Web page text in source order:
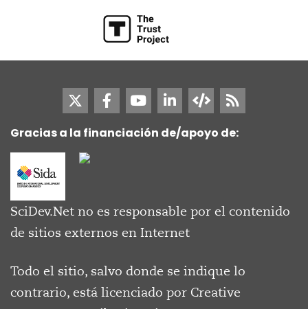
Gracias a la financiación de/apoyo de:
SciDev.Net no es responsable por el contenido
de sitios externos en Internet
Todo el sitio, salvo donde se indique lo
contrario, está licenciado por Creative